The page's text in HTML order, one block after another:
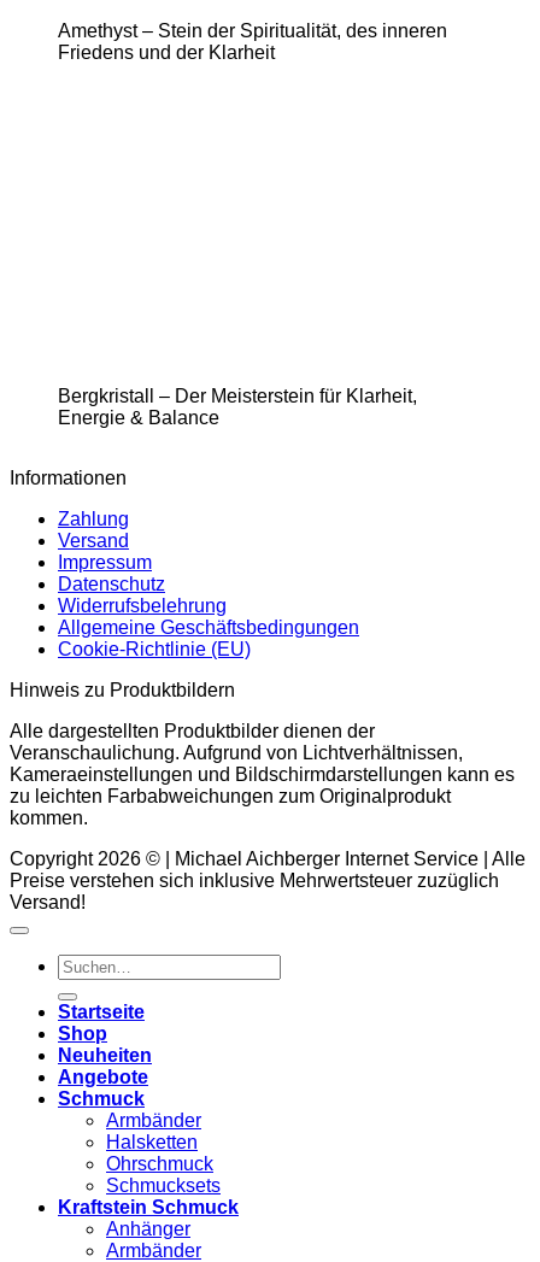
Amethyst – Stein der Spiritualität, des inneren
Friedens und der Klarheit
Bergkristall – Der Meisterstein für Klarheit,
Energie & Balance
Informationen
Zahlung
Versand
Impressum
Datenschutz
Widerrufsbelehrung
Allgemeine Geschäftsbedingungen
Cookie-Richtlinie (EU)
Hinweis zu Produktbildern
Alle dargestellten Produktbilder dienen der
Veranschaulichung. Aufgrund von Lichtverhältnissen,
Kameraeinstellungen und Bildschirmdarstellungen kann es
zu leichten Farbabweichungen zum Originalprodukt
kommen.
Copyright 2026 © | Michael Aichberger Internet Service | Alle
Preise verstehen sich inklusive Mehrwertsteuer zuzüglich
Versand!
Suchen
nach:
Startseite
Shop
Neuheiten
Angebote
Schmuck
Armbänder
Halsketten
Ohrschmuck
Schmucksets
Kraftstein Schmuck
Anhänger
Armbänder